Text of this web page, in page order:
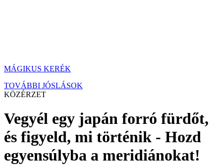
MÁGIKUS KERÉK
TOVÁBBI JÓSLÁSOK
KÖZÉRZET
Vegyél egy japán forró fürdőt,
és figyeld, mi történik - Hozd
egyensúlyba a meridiánokat!